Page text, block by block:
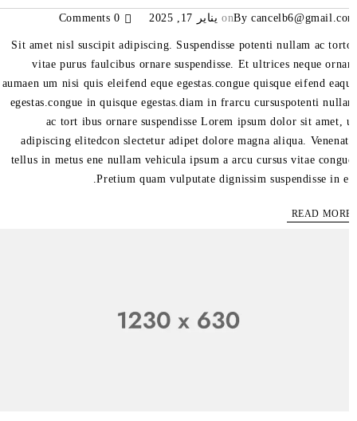
By
on يناير 17, 2025 0 Comments
Sit amet nisl suscipit adipiscing. Suspendisse potenti nullam ac
vitae purus faulcibus ornare suspendisse. Et ultrices neque
aumaen um nisi quis eleifend eque egestas.congue quisque eifend
egestas.congue in quisque egestas.diam in frarcu cursuspotenti
ac tort ibus ornare suspendisse Lorem ipsum dolor sit amet,
adipiscing elitedcon slectetur adipet dolore magna aliqua.
tellus in metus ene nullam vehicula ipsum a arcu cursus vitae
Pretium quam vulputate dignissim suspendisse in
READ